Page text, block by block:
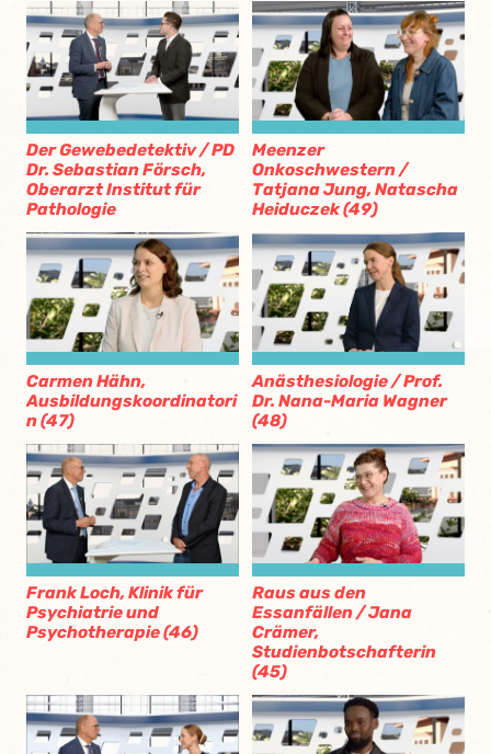
Der Gewebedetektiv / PD
Dr. Sebastian Försch,
Oberarzt Institut für
Pathologie
Meenzer
Onkoschwestern /
Tatjana Jung, Natascha
Heiduczek (49)
Carmen Hähn,
Ausbildungskoordinatori
n (47)
Anästhesiologie / Prof.
Dr. Nana-Maria Wagner
(48)
Frank Loch, Klinik für
Psychiatrie und
Psychotherapie (46)
Raus aus den
Essanfällen / Jana
Crämer,
Studienbotschafterin
(45)